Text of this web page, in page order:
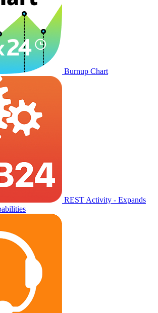
Burnup Chart
REST Activity - Expands